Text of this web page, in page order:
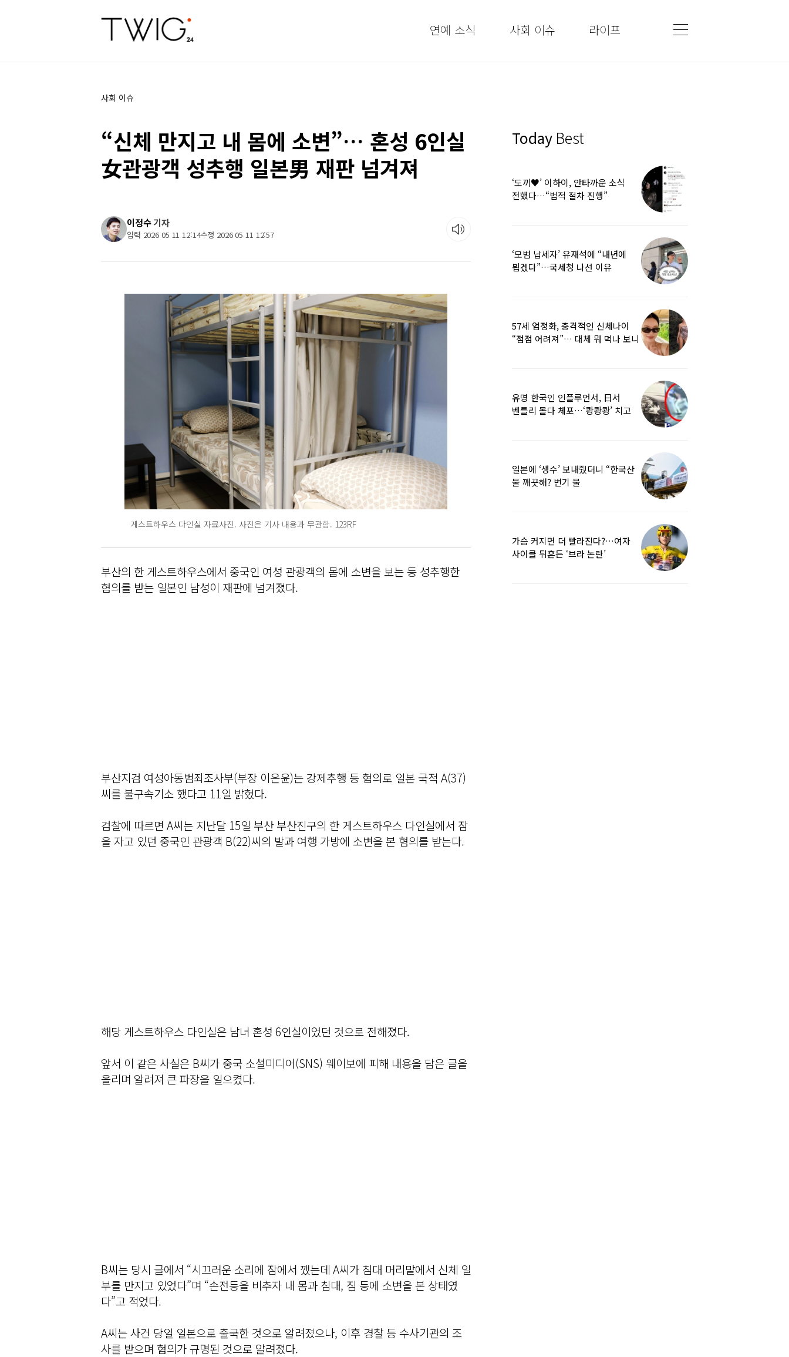
연예 소식 사회 이슈 라이프
사회 이슈
“신체 만지고 내 몸에 소변”… 혼성 6인실
女관광객 성추행 일본男 재판 넘겨져
이정수기자
입력 2026 05 11 12:14수정 2026 05 11 12:57
게스트하우스 다인실 자료사진. 사진은 기사 내용과 무관함. 123RF
부산의 한 게스트하우스에서 중국인 여성 관광객의 몸에 소변을 보는 등 성추행한
혐의를 받는 일본인 남성이 재판에 넘겨졌다.
부산지검 여성아동범죄조사부(부장 이은윤)는 강제추행 등 혐의로 일본 국적 A(37)
씨를 불구속기소 했다고 11일 밝혔다.
검찰에 따르면 A씨는 지난달 15일 부산 부산진구의 한 게스트하우스 다인실에서 잠
을 자고 있던 중국인 관광객 B(22)씨의 발과 여행 가방에 소변을 본 혐의를 받는다.
해당 게스트하우스 다인실은 남녀 혼성 6인실이었던 것으로 전해졌다.
앞서 이 같은 사실은 B씨가 중국 소셜미디어(SNS) 웨이보에 피해 내용을 담은 글을
올리며 알려져 큰 파장을 일으켰다.
B씨는 당시 글에서 “시끄러운 소리에 잠에서 깼는데 A씨가 침대 머리맡에서 신체 일
부를 만지고 있었다”며 “손전등을 비추자 내 몸과 침대, 짐 등에 소변을 본 상태였
다”고 적었다.
A씨는 사건 당일 일본으로 출국한 것으로 알려졌으나, 이후 경찰 등 수사기관의 조
사를 받으며 혐의가 규명된 것으로 알려졌다.
Today Best
‘도끼♥’ 이하이, 안타까운 소식
전했다…“법적 절차 진행”
‘모범 납세자’ 유재석에 “내년에
뵙겠다”…국세청 나선 이유
57세 엄정화, 충격적인 신체나이
“점점 어려져”… 대체 뭐 먹나 보니
유명 한국인 인플루언서, 日서
벤틀리 몰다 체포…‘쾅쾅쾅’ 치고
일본에 ‘생수’ 보내줬더니 “한국산
물 깨끗해? 변기 물
가슴 커지면 더 빨라진다?…여자
사이클 뒤흔든 ‘브라 논란’